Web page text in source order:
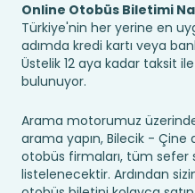
Online Otobüs Biletimi
Türkiye'nin her yerine en
adımda kredi kartı veya
Üstelik 12 aya kadar taksit
bulunuyor.
Arama motorumuz
arama yapın, Bilecik - Çine
otobüs firmaları, tüm sefer
listelenecektir. Ardından